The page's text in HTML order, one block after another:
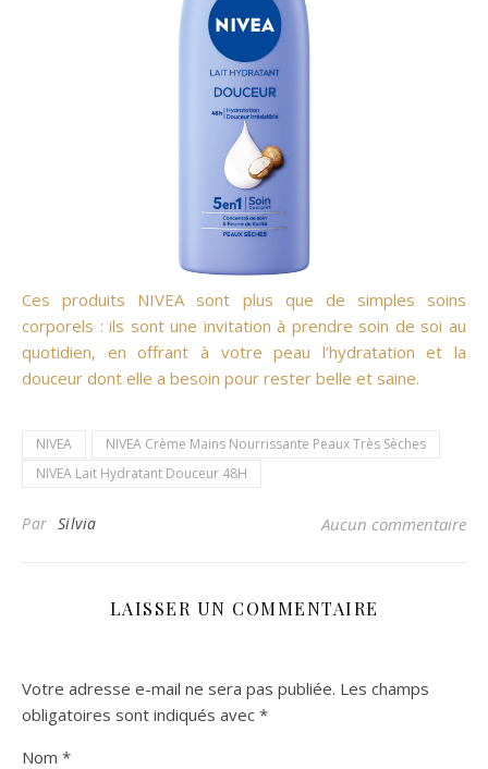
Ces produits NIVEA sont plus que de simples soins
corporels : ils sont une invitation à prendre soin de soi au
quotidien, en offrant à votre peau l’hydratation et la
douceur dont elle a besoin pour rester belle et saine.
NIVEA
NIVEA Crème Mains Nourrissante Peaux Très Sèches
NIVEA Lait Hydratant Douceur 48H
Par Silvia Aucun commentaire
LAISSER UN COMMENTAIRE
Votre adresse e-mail ne sera pas publiée. Les champs
obligatoires sont indiqués avec *
Nom *